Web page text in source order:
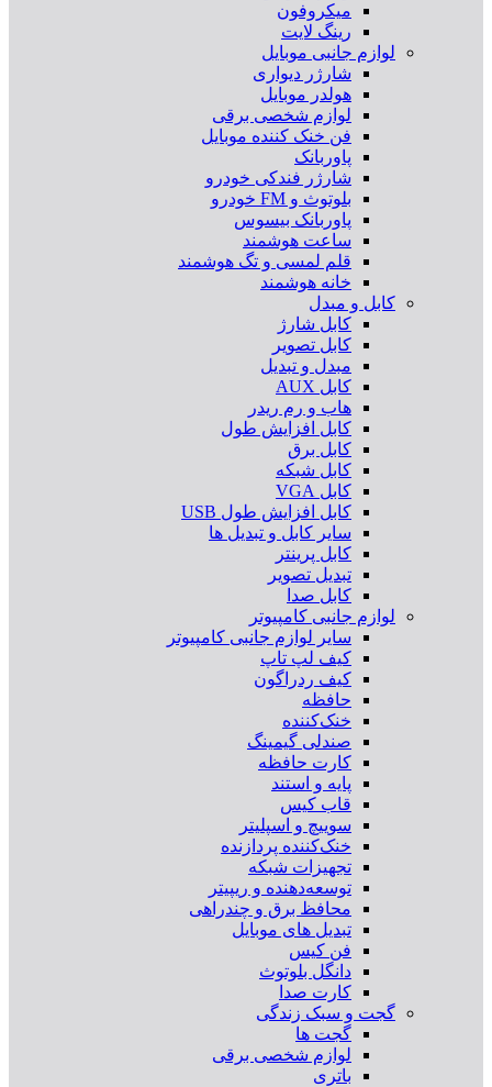
میکروفون
رینگ لایت
لوازم جانبی موبایل
شارژر دیواری
هولدر موبایل
لوازم شخصی برقی
فن خنک کننده موبایل
پاوربانک
شارژر فندکی خودرو
بلوتوث و FM خودرو
پاوربانک بیسوس
ساعت هوشمند
قلم لمسی و تگ هوشمند
خانه هوشمند
کابل و مبدل
کابل شارژ
کابل تصویر
مبدل و تبدیل
کابل AUX
هاب و رم ریدر
کابل افزایش طول
کابل برق
کابل شبکه
کابل VGA
کابل افزایش طول USB
سایر کابل و تبدیل ها
کابل پرینتر
تبدیل تصویر
کابل صدا
لوازم جانبی کامپیوتر
سایر لوازم جانبی کامپیوتر
کیف لپ تاپ
کیف ردراگون
حافظه
خنک‌کننده
صندلی گیمینگ
کارت حافظه
پایه و استند
قاب کیس
سوییچ و اسپلیتر
خنک‌کننده پردازنده
تجهیزات شبکه
توسعه‌دهنده و ریپیتر
محافظ برق و چندراهی
تبدیل های موبایل
فن کیس
دانگل بلوتوث
کارت صدا
گجت و سبک زندگی
گجت ها
لوازم شخصی برقی
باتری